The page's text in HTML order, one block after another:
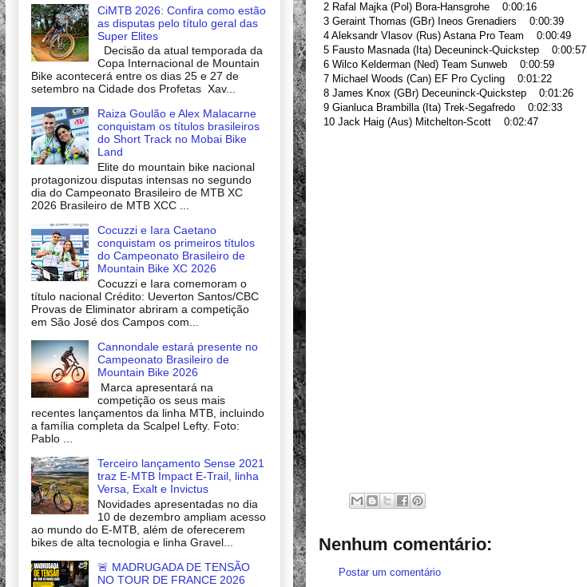
2 Rafal Majka (Pol) Bora-Hansgrohe 0:00:16
3 Geraint Thomas (GBr) Ineos Grenadiers 0:00:39
4 Aleksandr Vlasov (Rus) Astana Pro Team 0:00:49
5 Fausto Masnada (Ita) Deceuninck-Quickstep 0:00:57
6 Wilco Kelderman (Ned) Team Sunweb 0:00:59
7 Michael Woods (Can) EF Pro Cycling 0:01:22
8 James Knox (GBr) Deceuninck-Quickstep 0:01:26
9 Gianluca Brambilla (Ita) Trek-Segafredo 0:02:33
10 Jack Haig (Aus) Mitchelton-Scott 0:02:47
Nenhum comentário:
Postar um comentário
CiMTB 2026: Confira como estão
as disputas pelo título geral das
Super Elites
Decisão da atual temporada da
Copa Internacional de Mountain
Bike acontecerá entre os dias 25 e 27 de
setembro na Cidade dos Profetas Xav...
Raiza Goulão e Alex Malacarne
conquistam os títulos brasileiros
do Short Track no Mobai Bike
Land
Elite do mountain bike nacional
protagonizou disputas intensas no segundo
dia do Campeonato Brasileiro de MTB XC
2026 Brasileiro de MTB XCC ...
Cocuzzi e Iara Caetano
conquistam os primeiros títulos
do Campeonato Brasileiro de
Mountain Bike XC 2026
Cocuzzi e Iara comemoram o
título nacional Crédito: Ueverton Santos/CBC
Provas de Eliminator abriram a competição
em São José dos Campos com...
Cannondale estará presente no
Campeonato Brasileiro de
Mountain Bike 2026
Marca apresentará na
competição os seus mais
recentes lançamentos da linha MTB, incluindo
a família completa da Scalpel Lefty. Foto:
Pablo ...
Terceiro lançamento Sense 2021
traz E-MTB Impact E-Trail, linha
Versa, Exalt e Invictus
Novidades apresentadas no dia
10 de dezembro ampliam acesso
ao mundo do E-MTB, além de oferecerem
bikes de alta tecnologia e linha Gravel...
🚨 MADRUGADA DE TENSÃO
NO TOUR DE FRANCE 2026